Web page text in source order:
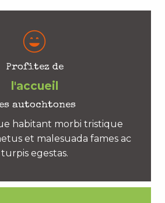
Profitez de
l'accueil
autochtones
habitant morbi tristique
et malesuada fames ac
turpis egestas.